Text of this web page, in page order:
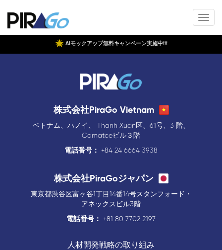
AIモックアップ無料キャンペーン実施中!!!
株式会社PiraGo Vietnam
ベトナム、ハノイ、 Thanh Xuan区、61号、3 階、
Comatceビル３階
電話番号：
+84 24 6664 3938
株式会社PiraGoジャパン
東京都渋谷区富ヶ谷1丁目14番14号スタンフォード・
アネックスビル3階
電話番号：
+81 80 7702 2197
人材開発戦略の取り組み